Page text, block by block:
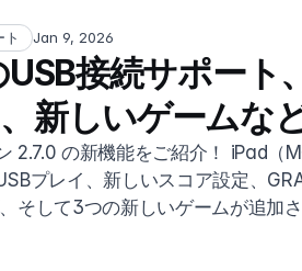
ト Jan 9, 2026
USB接続サポート
新しいゲームな
2.7.0 の新機能をご紹介！ iPad（
プレイ、新しいスコア設定、
そして3つの新しいゲームが追加